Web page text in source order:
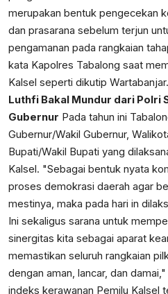
merupakan bentuk pengecekan
dan prasarana sebelum terjun
pengamanan pada rangkaian
kata Kapolres Tabalong saat
Kalsel seperti dikutip
Luthfi Bakal Mundur dari Polri
Gubernur Pada tahun ini
Gubernur/Wakil Gubernur,
Bupati/Wakil Bupati yang
Kalsel. "Sebagai bentuk nyata
proses demokrasi daerah agar
mestinya, maka pada hari in
Ini sekaligus sarana untuk
sinergitas kita sebagai aparat
memastikan seluruh rangkaian
dengan aman, lancar, dan
indeks kerawanan Pemilu Kalsel